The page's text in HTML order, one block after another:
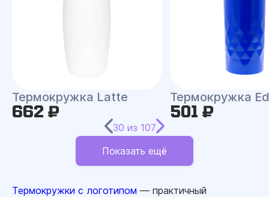
Термокружка Latte
662 ₽
Термокружка
501 ₽
30 из 107
Показать ещё
Термокружки с логотипом — практичный